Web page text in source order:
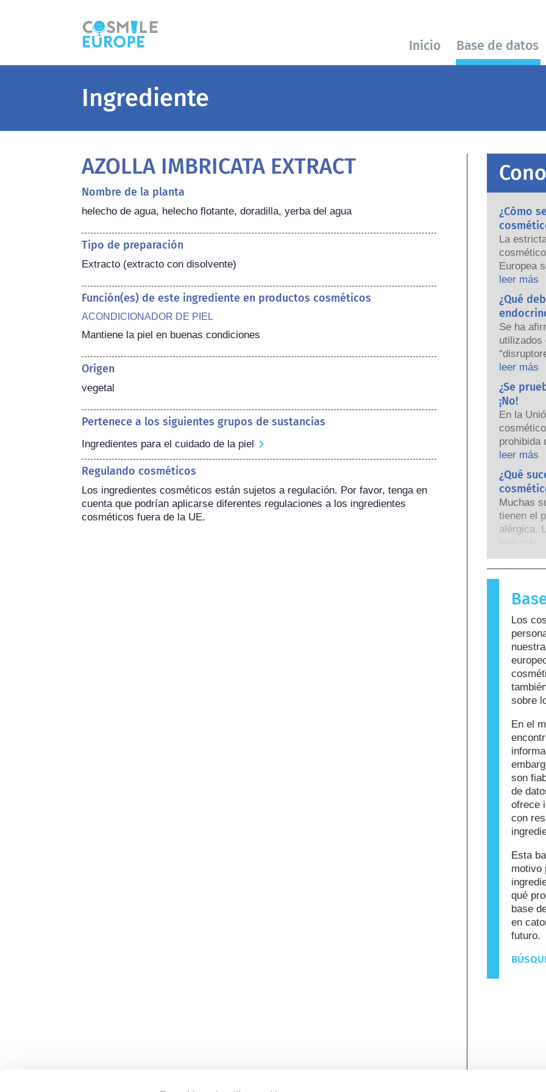
Inicio Base de datos
Ingrediente
AZOLLA IMBRICATA EXTRACT
Nombre de la planta
helecho de agua, helecho flotante, doradilla, yerba del agua
Tipo de preparación
Extracto (extracto con disolvente)
Función(es) de este ingrediente en productos cosméticos
ACONDICIONADOR DE PIEL
Mantiene la piel en buenas condiciones
Origen
vegetal
Pertenece a los siguientes grupos de sustancias
Ingredientes para el cuidado de la piel
Regulando cosméticos
Los ingredientes cosméticos están sujetos a regulación. Por favor, tenga en
cuenta que podrían aplicarse diferentes regulaciones a los ingredientes
cosméticos fuera de la UE.
¿Cómo
La
Europea
leer más
¿Qué
Se ha
utilizados
algunas
una
nuestro
potentes
causar
Las
los
están
cubren
la posible
leer más
¿Se
¡No!
En la
prohibida
años,
personal
las
animales
leer más
¿Qué
Muchas
tienen el
alérgica.
el
para la
sustancia
llama
que
sea
leer más
Los
sobre
En el
son
de
ofrece
con
Esta
motivo
qué
base
en
futuro.